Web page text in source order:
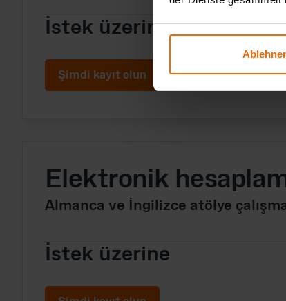
İstek üzerine
Şimdi kayıt olun
Elektronik
Almanca ve İngilizce atölye
İstek üzerine